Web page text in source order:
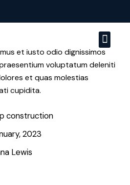
et iusto odio dignissimos
voluptatum deleniti
et quas molestias
cupidita.
construction
2023
Lewis